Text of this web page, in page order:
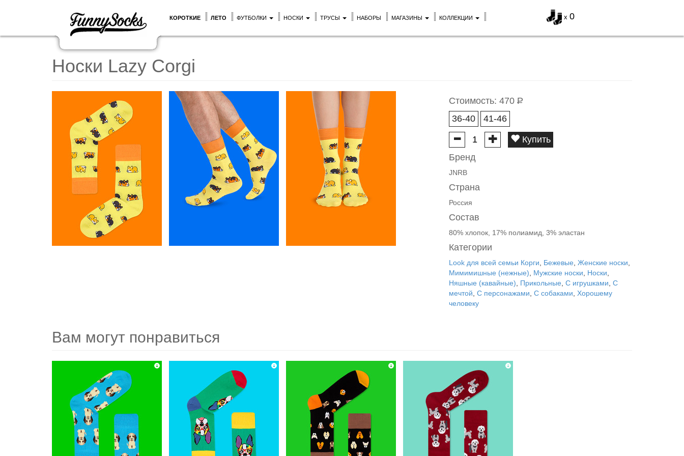
x 0
КОРОТКИЕ ЛЕТО ФУТБОЛКИ НОСКИ ТРУСЫ НАБОРЫ МАГАЗИНЫ КОЛЛЕКЦИИ
Носки Lazy Corgi
Стоимость: 470 Р
36-40
41-46
Купить
Бренд
JNRB
Страна
Россия
Состав
80% хлопок, 17% полиамид, 3% эластан
Категории
Look для всей семьи Корги Бежевые Женские носки
Мимимишные (нежные)
Мужские носки Носки
Няшные (кавайные)
Прикольные С игрушками С
мечтой С персонажами С собаками
Хорошему
человеку
Вам могут понравиться